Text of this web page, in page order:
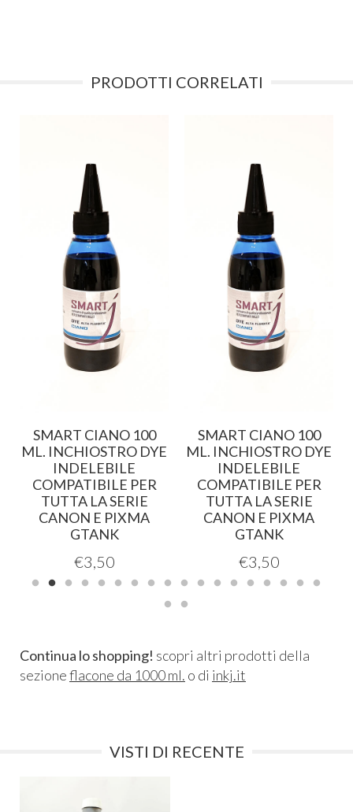
PRODOTTI CORRELATI
SMART CIANO 100
ML. INCHIOSTRO DYE
INDELEBILE
COMPATIBILE PER
TUTTA LA SERIE
CANON E PIXMA
GTANK
€3,50
SMART CIANO 100
ML. INCHIOSTRO DYE
INDELEBILE
COMPATIBILE PER
TUTTA LA SERIE
CANON E PIXMA
GTANK
€3,50
Continua lo shopping! scopri altri prodotti della
sezioneflacone da 1000 ml. o di inkj.it
VISTI DI RECENTE